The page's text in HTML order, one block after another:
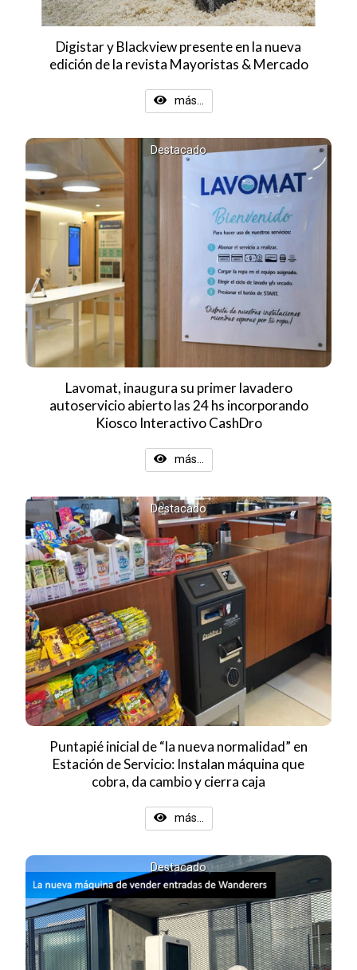
Digistar y Blackview presente en la nueva
edición de la revista Mayoristas & Mercado
más...
Destacado
Lavomat, inaugura su primer lavadero
autoservicio abierto las 24 hs incorporando
Kiosco Interactivo CashDro
más...
Destacado
Puntapié inicial de “la nueva normalidad” en
Estación de Servicio: Instalan máquina que
cobra, da cambio y cierra caja
más...
Destacado